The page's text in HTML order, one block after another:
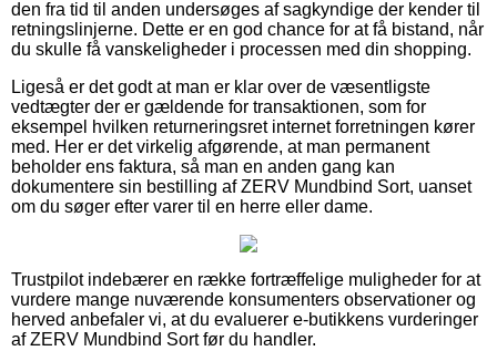
den fra tid til anden undersøges af sagkyndige der kender til
retningslinjerne. Dette er en god chance for at få bistand, når
du skulle få vanskeligheder i processen med din shopping.
Ligeså er det godt at man er klar over de væsentligste
vedtægter der er gældende for transaktionen, som for
eksempel hvilken returneringsret internet forretningen kører
med. Her er det virkelig afgørende, at man permanent
beholder ens faktura, så man en anden gang kan
dokumentere sin bestilling af ZERV Mundbind Sort, uanset
om du søger efter varer til en herre eller dame.
Trustpilot indebærer en række fortræffelige muligheder for at
vurdere mange nuværende konsumenters observationer og
herved anbefaler vi, at du evaluerer e-butikkens vurderinger
af ZERV Mundbind Sort før du handler.